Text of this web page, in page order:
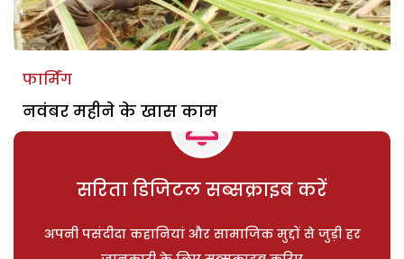
फार्मिंग
नवंबर महीने के खास काम
सरिता डिजिटल सब्सक्राइब करें
अपनी पसंदीदा कहानियां और सामाजिक मुद्दों से जुड़ी हर